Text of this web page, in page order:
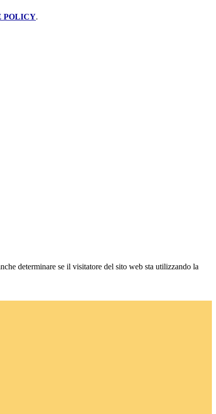
POLICY.
determinare se il visitatore del sito web sta utilizzando la